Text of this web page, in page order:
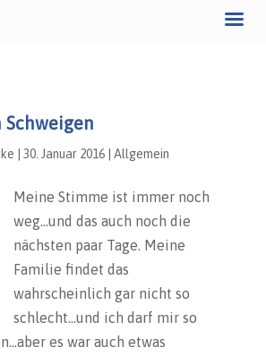
Schweigen
30. Januar 2016| Allgemein
Meine Stimme ist immer noch
weg…und das auch noch die
nächsten paar Tage. Meine
Familie findet das
wahrscheinlich gar nicht so
schlecht…und ich darf mir so
es war auch etwas